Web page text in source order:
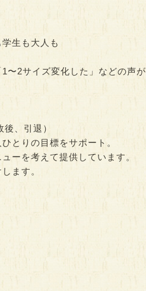
生も大人も
〜2サイズ変化した」などの声が
、引退）
とりの目標をサポート。
ーを考えて提供しています。
ます。